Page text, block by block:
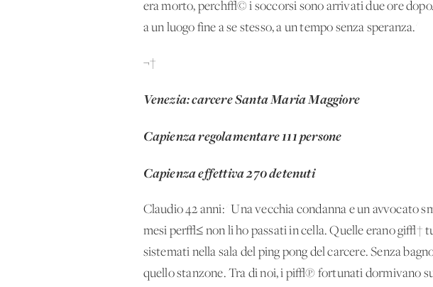
era morto, perch√© i soccorsi sono arrivati due ore
a un luogo fine a se stesso, a un tempo senza speranza.'
¬†
Venezia: carcere Santa Maria Maggiore
Capienza regolamentare 111 persone
Capienza effettiva 270 detenuti
Claudio 42 anni: ' Una vecchia condanna e un avvocato
mesi per√≤ non li ho passati in cella. Quelle erano gi√†
sistemati nella sala del ping pong del carcere. Senza
quello stanzone. Tra di noi, i pi√π fortunati dormivano